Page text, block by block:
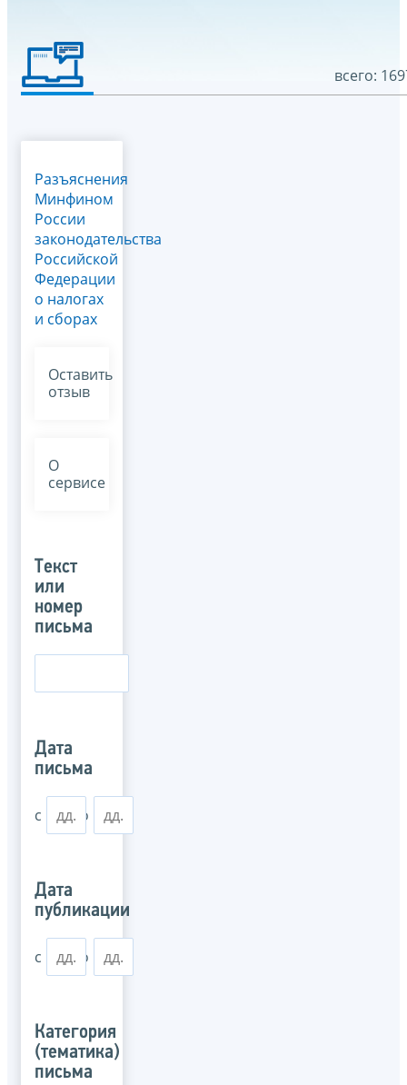
всего:
Разъяснения
Минфином
России
законодательства
Российской
Федерации
о налогах
и сборах
Оставить
отзыв
О
сервисе
Текст
или
номер
письма
Дата
письма
с по
Дата
публикации
с по
Категория
(тематика)
письма